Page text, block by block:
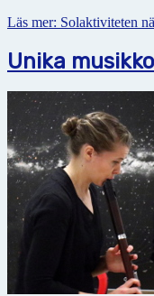
Läs mer: Solaktiviteten
Unika